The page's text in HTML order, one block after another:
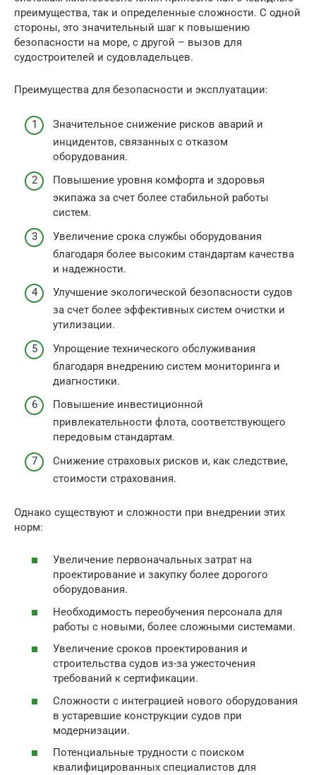
преимущества, так и определенные сложности. С одной
стороны, это значительный шаг к повышению
безопасности на море, с другой – вызов для
судостроителей и судовладельцев.
Преимущества для безопасности и эксплуатации:
Значительное снижение рисков аварий и
инцидентов, связанных с отказом
оборудования.
Повышение уровня комфорта и здоровья
экипажа за счет более стабильной работы
систем.
Увеличение срока службы оборудования
благодаря более высоким стандартам качества
и надежности.
Улучшение экологической безопасности судов
за счет более эффективных систем очистки и
утилизации.
Упрощение технического обслуживания
благодаря внедрению систем мониторинга и
диагностики.
Повышение инвестиционной
привлекательности флота, соответствующего
передовым стандартам.
Снижение страховых рисков и, как следствие,
стоимости страхования.
Однако существуют и сложности при внедрении этих
норм:
Увеличение первоначальных затрат на
проектирование и закупку более дорогого
оборудования.
Необходимость переобучения персонала для
работы с новыми, более сложными системами.
Увеличение сроков проектирования и
строительства судов из-за ужесточения
требований к сертификации.
Сложности с интеграцией нового оборудования
в устаревшие конструкции судов при
модернизации.
Потенциальные трудности с поиском
квалифицированных специалистов для